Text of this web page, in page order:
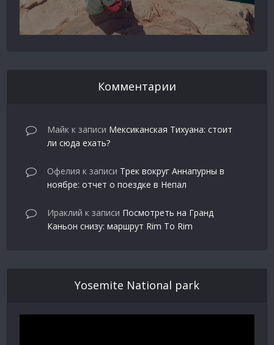
Комментарии
Майк к записи Мексиканская Тихуана: стоит
ли сюда ехать?
Офелия к записи Трек вокруг Аннапурны в
ноябре: отчет о поездке в Непал
Ираклий к записи Посмотреть на Гранд
Каньон снизу: маршрут Rim To Rim
Yosemite National park